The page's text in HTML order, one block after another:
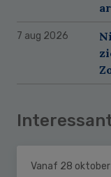
7 aug 2026
Vanaf 28